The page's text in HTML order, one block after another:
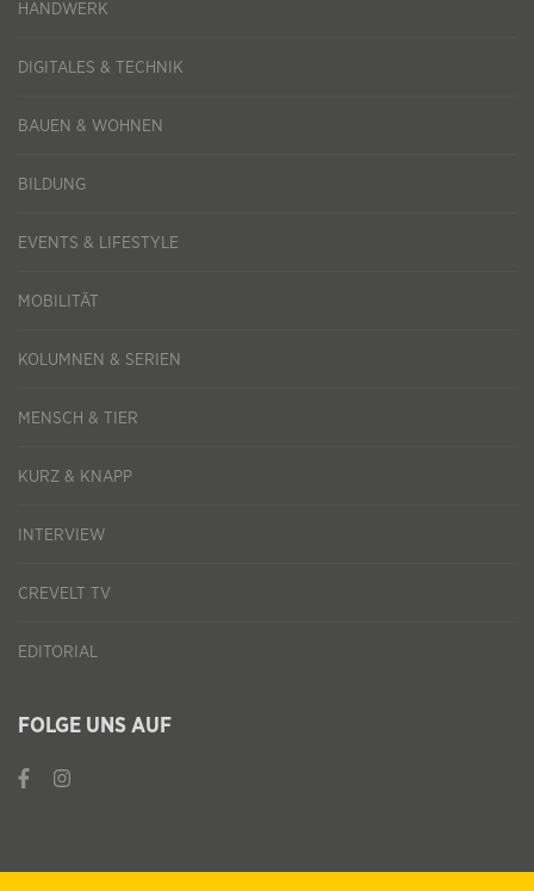
HANDWERK
DIGITALES & TECHNIK
BAUEN & WOHNEN
BILDUNG
EVENTS & LIFESTYLE
MOBILITÄT
KOLUMNEN & SERIEN
MENSCH & TIER
KURZ & KNAPP
INTERVIEW
CREVELT TV
EDITORIAL
FOLGE UNS AUF